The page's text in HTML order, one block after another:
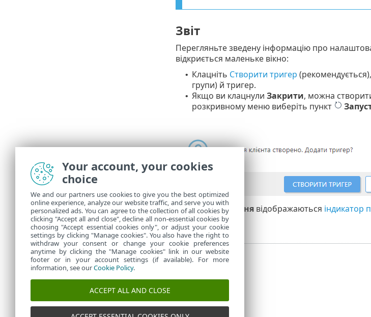
Звіт
Перегляньте зведену інформацію про
відкриється маленьке вікно:
• Клацніть Створити тригер
групи) й тригер.
• Якщо ви клацнули Закрити, можна
розкривному меню виберіть пункт
У розділіЗавданнявідображаються індикатор
завдання.
Your account, your cookies
choice
We and our partners use cookies to give you the best optimized
online experience, analyze our website traffic, and serve you with
personalized ads. You can agree to the collection of all cookies by
clicking "Accept all and close", decline all non-essential cookies by
choosing "Accept essential cookies only", or adjust your cookie
settings by clicking "Manage cookies". You also have the right to
withdraw your consent or change your cookie preferences
anytime by clicking the "Manage cookies" link in our website
footer or in your account settings (if available). For more
information, see ourCookie Policy.
ACCEPT ALL AND CLOSE